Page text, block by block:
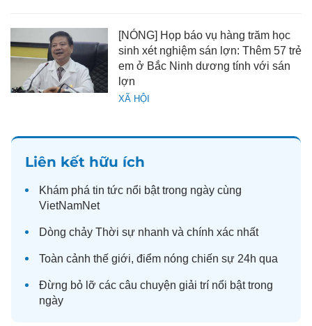
XÃ HỘI
[NÓNG] Họp báo vụ hàng trăm học
sinh xét nghiệm sán lợn: Thêm 57 trẻ
em ở Bắc Ninh dương tính với sán
lợn
Liên kết hữu ích
Khám phá tin tức nổi bật trong ngày cùng
VietNamNet
Dòng chảy Thời sự nhanh và chính xác nhất
Toàn cảnh thế giới, điểm nóng chiến sự 24h qua
Đừng bỏ lỡ các câu chuyện giải trí nổi bật trong
ngày